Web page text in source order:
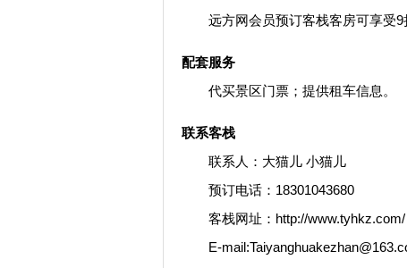
远方网会员预订客栈客房可享受9
配套服务
代买景区门票；提供租车信息。
联系客栈
联系人：大猫儿 小猫儿
预订电话：18301043680
客栈网址： http://www.tyhkz.com/
E-